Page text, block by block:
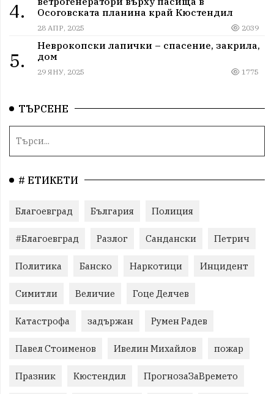
4.
Осоговската планина край Кюстендил
28 АПР, 2025 2039
5.
Неврокопски лапички – спасение, закрила,
дом
29 ЯНУ, 2025 1775
ТЪРСЕНЕ
# ЕТИКЕТИ
Благоевград България Полиция
#Благоевград Разлог Сандански Петрич
Политика Банско Наркотици Инцидент
Симитли Величие Гоце Делчев
Катастрофа задържан Румен Радев
Павел Стоименов Ивелин Михайлов пожар
Празник Кюстендил ПрогнозаЗаВремето